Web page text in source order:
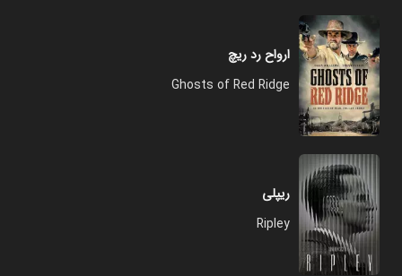
ارواح رد ریچ
Ghosts of Red Ridge
ریپلی
Ripley